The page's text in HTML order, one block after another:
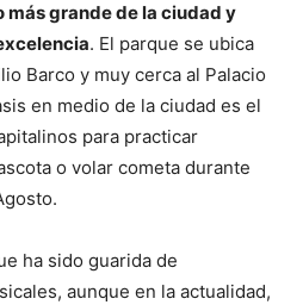
más grande de la ciudad y
. El parque se ubica
Barco y muy cerca al Palacio
en medio de la ciudad es el
para practicar
o volar cometa durante
ha sido guarida de
aunque en la actualidad,